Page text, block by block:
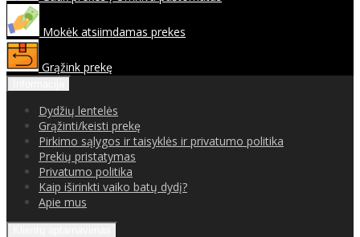
Mokėk atsiimdamas prekes
Grąžink prekę
Dydžių lentelės
Grąžinti/keisti prekę
Pirkimo sąlygos ir taisyklės ir privatumo politika
Prekių pristatymas
Privatumo politika
Kaip iširinkti vaiko batų dydį?
Apie mus